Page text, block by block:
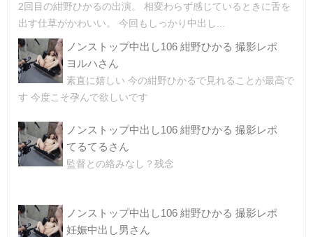
2回目の紺野ひかるの出演。 相変わらず感じているときに舌を
出す仕草がかわいい。 今回もしっかり中出し...
ノンストップ中出し106 紺野ひかる 撮影レポ
ヨルハさん
素直に嬉しい 今の紺野ひかるで見れることが最高で
す 今度こそ孕んで欲しいです
ノンストップ中出し106 紺野ひかる 撮影レポ
てるてるさん
監督との絡みなし？残念
ノンストップ中出し106 紺野ひかる 撮影レポ
妊娠中出し男さん